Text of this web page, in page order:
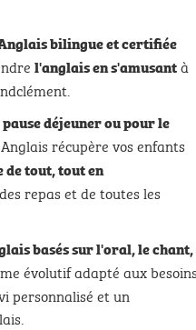
bilingue et certifiée
l'anglais en s'amusantà
déjeuner ou pour le
récupère vos enfants
de tout, tout en
repas et de toutes les
basés sur l'oral, le chant,
évolutif adapté aux
personnalisé et un